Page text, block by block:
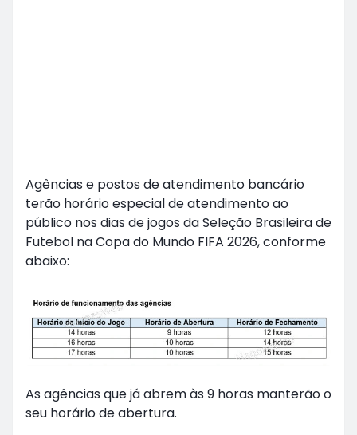
Agências e postos de atendimento bancário
terão horário especial de atendimento ao
público nos dias de jogos da Seleção Brasileira de
Futebol na Copa do Mundo FIFA 2026, conforme
abaixo:
As agências que já abrem às 9 horas manterão o
seu horário de abertura.